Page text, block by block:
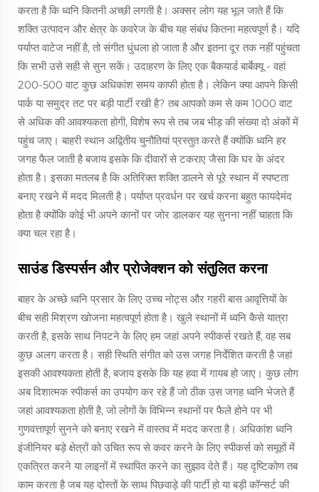
करता है कि ध्वनि कितनी अच्छी लगती है। अक्सर लोग यह भूल जाते हैं कि
शक्ति उत्पादन और क्षेत्र के कवरेज के बीच यह संबंध कितना महत्वपूर्ण है। यदि
पर्याप्त वाटेज नहीं है, तो संगीत धुंधला हो जाता है और इतना दूर तक नहीं पहुंचता
कि सभी उसे सही से सुन सकें। उदाहरण के लिए एक बैकयार्ड बार्बेक्यू - वहां
200-500 वाट कुछ अधिकांश समय काफी होता है। लेकिन क्या आपने किसी
पार्क या समुद्र तट पर बड़ी पार्टी रखी है? तब आपको कम से कम 1000 वाट
से अधिक की आवश्यकता होगी, विशेष रूप से तब जब भीड़ की संख्या दो अंकों में
पहुंच जाए। बाहरी स्थान अद्वितीय चुनौतियां प्रस्तुत करते हैं क्योंकि ध्वनि हर
जगह फैल जाती है बजाय इसके कि दीवारों से टकराए जैसा कि घर के अंदर
होता है। इसका मतलब है कि अतिरिक्त शक्ति डालने से पूरे स्थान में स्पष्टता
बनाए रखने में मदद मिलती है। पर्याप्त प्रवर्धन पर खर्च करना बहुत फायदेमंद
होता है क्योंकि कोई भी अपने कानों पर जोर डालकर यह सुनना नहीं चाहता कि
क्या चल रहा है।
साउंड डिस्पर्सन और प्रोजेक्शन को संतुलित करना
बाहर के अच्छे ध्वनि प्रसार के लिए उच्च नोट्स और गहरी बास आवृत्तियों के
बीच सही मिश्रण खोजना महत्वपूर्ण होता है। खुले स्थानों में ध्वनि कैसे यात्रा
करती है, इसके साथ निपटने के लिए हम जहां अपने स्पीकर्स रखते हैं, वह सब
कुछ अलग करता है। सही स्थिति संगीत को उस जगह निर्देशित करती है जहां
इसकी आवश्यकता होती है, बजाय इसके कि यह हवा में गायब हो जाए। कुछ लोग
अब दिशात्मक स्पीकर्स का उपयोग कर रहे हैं जो ठीक उस जगह ध्वनि भेजते हैं
जहां आवश्यकता होती है, जो लोगों के विभिन्न स्थानों पर फैले होने पर भी
गुणवत्तापूर्ण सुनने को बनाए रखने में वास्तव में मदद करता है। अधिकांश ध्वनि
इंजीनियर बड़े क्षेत्रों को उचित रूप से कवर करने के लिए स्पीकर्स को समूहों में
एकत्रित करने या लाइनों में स्थापित करने का सुझाव देते हैं। यह दृष्टिकोण तब
काम करता है जब यह दोस्तों के साथ पिछवाड़े की पार्टी हो या बड़ी कॉन्सर्ट की